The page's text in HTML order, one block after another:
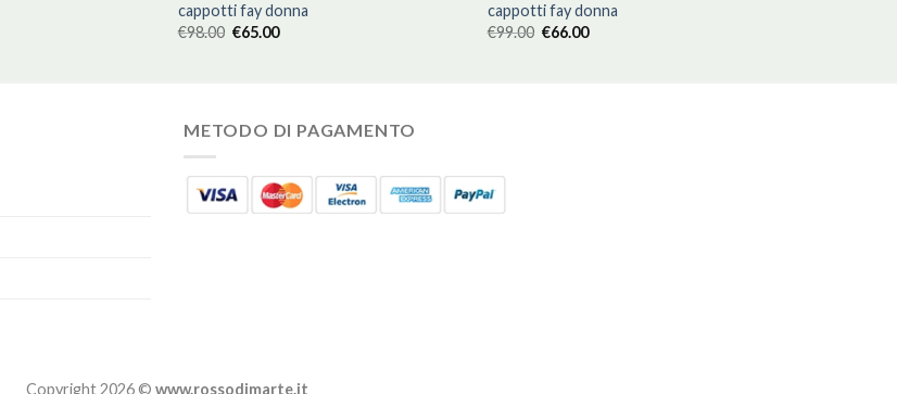
cappotti fay donna
€98.00 €65.00
cappotti fay donna
€99.00 €66.00
METODO DI PAGAMENTO
Copyright 2026 © www.rossodimarte.it